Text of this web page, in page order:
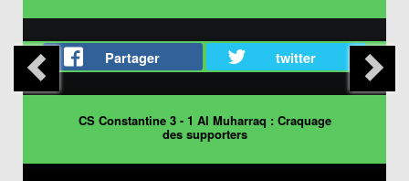
Partager twitter
CS Constantine 3 - 1 Al Muharraq : Craquage
des supporters